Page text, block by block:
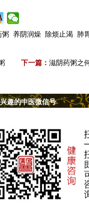
粥 养阴润燥 除烦止渴 肺
下一篇： 滋阴药粥之
趣的中医微信号